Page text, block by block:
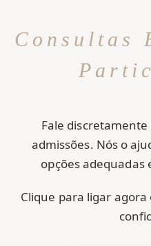
Consultas
Fale
admissões. Nós o
opções adequadas
Clique para ligar